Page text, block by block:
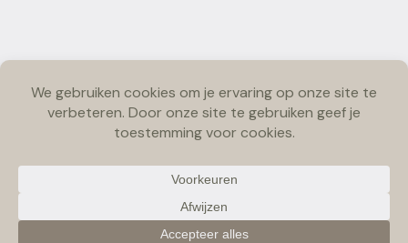
Copyright © 2026 Pawfect Escape | Bymarjolein Photography